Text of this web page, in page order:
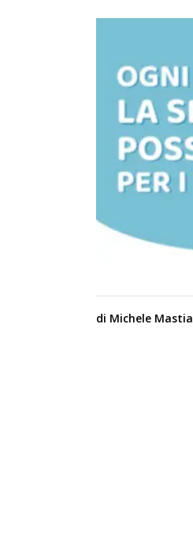
di Michele Mastia